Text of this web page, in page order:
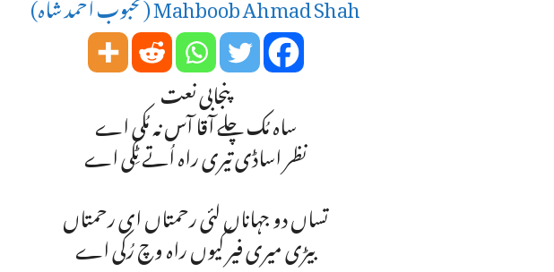
پنجابی نعت
ساہ مُک چلے آقا آس نہ مُکی اے
نظر اساڈی تیری راہ اُتے ٹِکی اے
تساں دو جہاناں لئی رحمتاں ای رحمتاں
بیڑی میری فیر کیوں راہ وچ رُکی اے